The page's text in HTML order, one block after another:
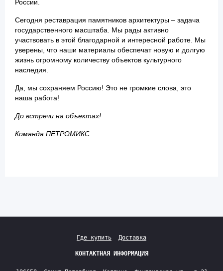
России.
Сегодня реставрация памятников архитектуры – задача
государственного масштаба. Мы рады активно
участвовать в этой благодарной и интересной работе. Мы
уверены, что наши материалы обеспечат новую и долгую
жизнь огромному количеству объектов культурного
наследия.
Да, мы сохраняем Россию! Это не громкие слова, это
наша работа!
До встречи на объектах!
Команда ПЕТРОМИКС
Где купить Доставка
КОНТАКТНАЯ ИНФОРМАЦИЯ